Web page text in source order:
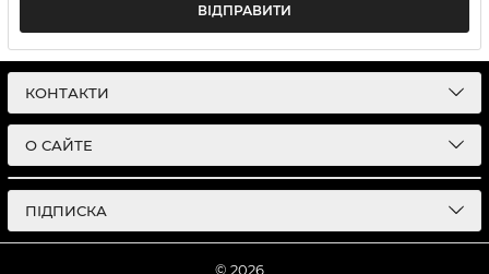
ВІДПРАВИТИ
КОНТАКТИ
О САЙТЕ
ПІДПИСКА
© 2026